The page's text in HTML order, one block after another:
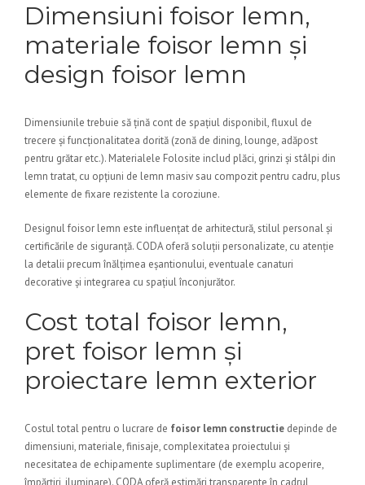
Dimensiuni foisor lemn,
materiale foisor lemn și
design foisor lemn
Dimensiunile trebuie să țină cont de spațiul disponibil, fluxul de
trecere și funcționalitatea dorită (zonă de dining, lounge, adăpost
pentru grătar etc.). Materialele Folosite includ plăci, grinzi și stâlpi din
lemn tratat, cu opțiuni de lemn masiv sau compozit pentru cadru, plus
elemente de fixare rezistente la coroziune.
Designul foisor lemn este influențat de arhitectură, stilul personal și
certificările de siguranță. CODA oferă soluții personalizate, cu atenție
la detalii precum înălțimea eșantionului, eventuale canaturi
decorative și integrarea cu spațiul înconjurător.
Cost total foisor lemn,
pret foisor lemn și
proiectare lemn exterior
Costul total pentru o lucrare de foisor lemn constructie depinde de
dimensiuni, materiale, finisaje, complexitatea proiectului și
necesitatea de echipamente suplimentare (de exemplu acoperire,
împărțiri, iluminare). CODA oferă estimări transparente în cadrul